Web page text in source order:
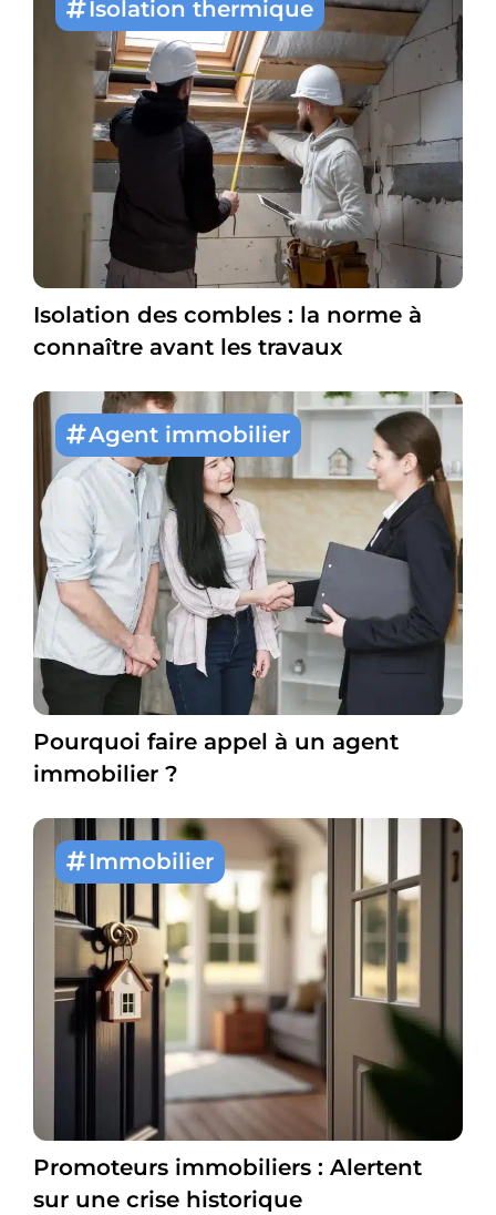
Isolation thermique
Isolation des combles : la norme à
connaître avant les travaux
Agent immobilier
Pourquoi faire appel à un agent
immobilier ?
Immobilier
Promoteurs immobiliers : Alertent
sur une crise historique